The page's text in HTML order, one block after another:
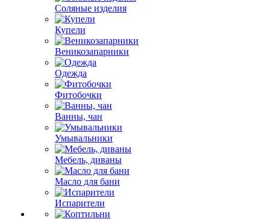
Соляные изделия
Купели
Веникозапарники
Одежда
Фитобочки
Ванны, чан
Умывальники
Мебель, диваны
Масло для бани
Испарители